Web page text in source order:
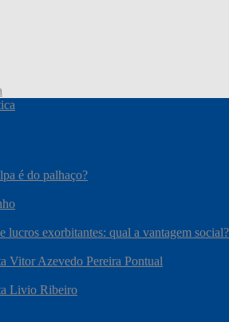
é do palhaço?
lucros exorbitantes: qual a vantagem social?
Vitor Azevedo Pereira Pontual
Livio Ribeiro